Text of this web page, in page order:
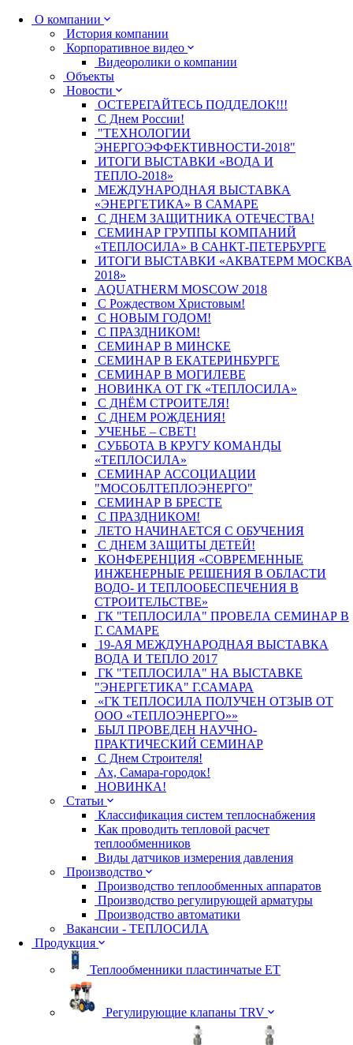
О компании
История компании
Корпоративное видео
Видеоролики о компании
Объекты
Новости
ОСТЕРЕГАЙТЕСЬ ПОДДЕЛОК!!!
С Днем России!
"ТЕХНОЛОГИИ
ЭНЕРГОЭФФЕКТИВНОСТИ-2018"
ИТОГИ ВЫСТАВКИ «ВОДА И
ТЕПЛО-2018»
МЕЖДУНАРОДНАЯ ВЫСТАВКА
«ЭНЕРГЕТИКА» В САМАРЕ
С ДНЕМ ЗАЩИТНИКА ОТЕЧЕСТВА!
СЕМИНАР ГРУППЫ КОМПАНИЙ
«ТЕПЛОСИЛА» В САНКТ-ПЕТЕРБУРГЕ
ИТОГИ ВЫСТАВКИ «АКВАТЕРМ МОСКВА
2018»
AQUATHERM MOSCOW 2018
С Рождеством Христовым!
С НОВЫМ ГОДОМ!
С ПРАЗДНИКОМ!
СЕМИНАР В МИНСКЕ
СЕМИНАР В ЕКАТЕРИНБУРГЕ
СЕМИНАР В МОГИЛЕВЕ
НОВИНКА ОТ ГК «ТЕПЛОСИЛА»
С ДНЁМ СТРОИТЕЛЯ!
С ДНЕМ РОЖДЕНИЯ!
УЧЕНЬЕ – СВЕТ!
СУББОТА В КРУГУ КОМАНДЫ
«ТЕПЛОСИЛА»
СЕМИНАР АССОЦИАЦИИ
"МОСОБЛТЕПЛОЭНЕРГО"
СЕМИНАР В БРЕСТЕ
С ПРАЗДНИКОМ!
ЛЕТО НАЧИНАЕТСЯ С ОБУЧЕНИЯ
С ДНЕМ ЗАЩИТЫ ДЕТЕЙ!
КОНФЕРЕНЦИЯ «СОВРЕМЕННЫЕ
ИНЖЕНЕРНЫЕ РЕШЕНИЯ В ОБЛАСТИ
ВОДО- И ТЕПЛООБЕСПЕЧЕНИЯ В
СТРОИТЕЛЬСТВЕ»
ГК "ТЕПЛОСИЛА" ПРОВЕЛА СЕМИНАР В
Г. САМАРЕ
19-АЯ МЕЖДУНАРОДНАЯ ВЫСТАВКА
ВОДА И ТЕПЛО 2017
ГК "ТЕПЛОСИЛА" НА ВЫСТАВКЕ
"ЭНЕРГЕТИКА" Г.САМАРА
«ГК ТЕПЛОСИЛА ПОЛУЧЕН ОТЗЫВ ОТ
ООО «ТЕПЛОЭНЕРГО»»
БЫЛ ПРОВЕДЕН НАУЧНО-
ПРАКТИЧЕСКИЙ СЕМИНАР
С Днем Строителя!
Ах, Самара-городок!
НОВИНКА!
Статьи
Классификация систем теплоснабжения
Как проводить тепловой расчет
теплообменников
Виды датчиков измерения давления
Производство
Производство теплообменных аппаратов
Производство регулирующей арматуры
Производство автоматики
Вакансии - ТЕПЛОСИЛА
Продукция
Теплообменники пластинчатые ЕТ
Регулирующие клапаны TRV